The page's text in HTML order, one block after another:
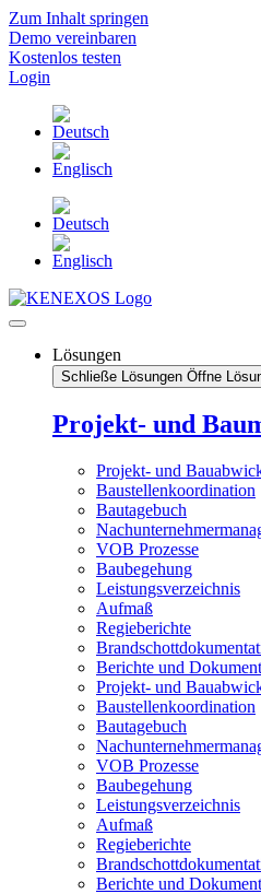
Zum Inhalt springen
Demo vereinbaren
Kostenlos testen
Login
Lösungen
Schließe Lösungen Öffne
Projekt- und
Projekt- und
Baustellenkoordination
Bautagebuch
VOB Prozesse
Baubegehung
Leistungsverzeichnis
Aufmaß
Regieberichte
Berichte und
Projekt- und
Baustellenkoordination
Bautagebuch
VOB Prozesse
Baubegehung
Leistungsverzeichnis
Aufmaß
Regieberichte
Berichte und